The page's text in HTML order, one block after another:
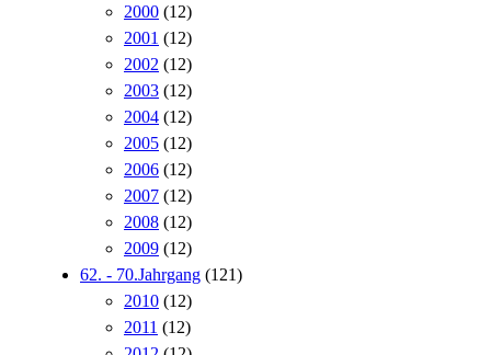
2000 (12)
2001 (12)
2002 (12)
2003 (12)
2004 (12)
2005 (12)
2006 (12)
2007 (12)
2008 (12)
2009 (12)
62. - 70.Jahrgang (121)
2010 (12)
2011 (12)